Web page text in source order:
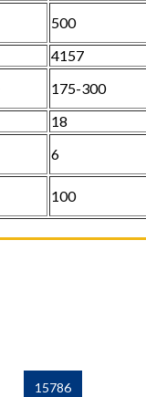
500
4157
175-300
18
6
100